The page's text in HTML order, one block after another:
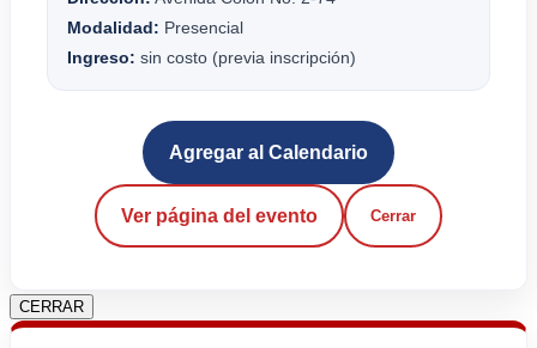
Modalidad: Presencial
Ingreso: sin costo (previa inscripción)
Agregar al Calendario
Ver página del evento Cerrar
CERRAR